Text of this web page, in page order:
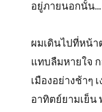
อยู่ภายนอกนั้น
ผมเดินไปที่หน้า
แทบลืมหายใจ
เมืองอย่างช้าๆ
อาทิตย์ยามเย็น